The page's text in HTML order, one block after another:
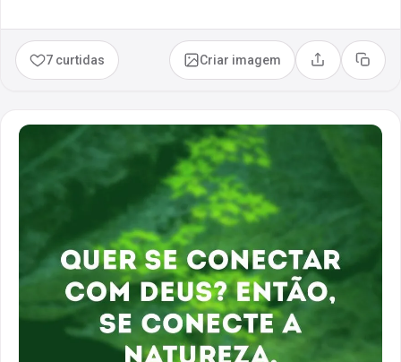
7 curtidas Criar imagem Compartilhar
Copiar